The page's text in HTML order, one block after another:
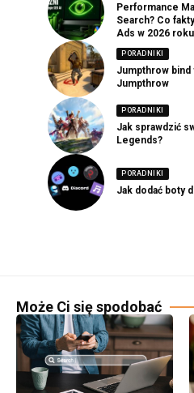
Performance
Search? Co
Ads w 2026 roku
PORADNIKI
Jumpthrow bind
Jumpthrow
PORADNIKI
Jak sprawdzić
Legends?
PORADNIKI
Jak dodać boty
Może Ci się spodobać